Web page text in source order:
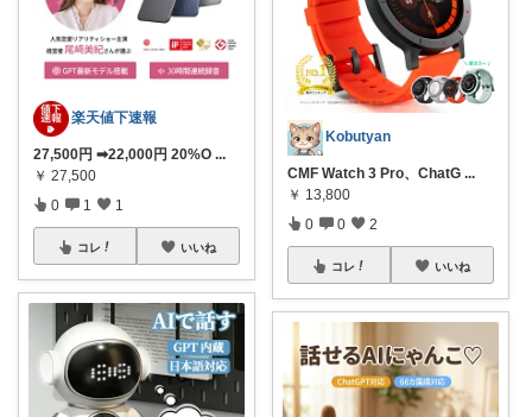
楽天値下速報
27,500円 ➡22,000円 20%O ...
￥ 27,500
0 1 1
コレ いいね
Kobutyan
CMF Watch 3 Pro、ChatG ...
￥ 13,800
0 0 2
コレ いいね